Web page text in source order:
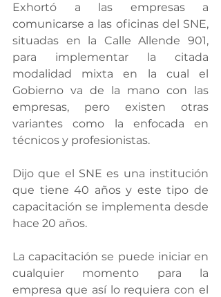
Exhortó a las empresas a
comunicarse a las oficinas del SNE,
situadas en la Calle Allende 901,
para implementar la citada
modalidad mixta en la cual el
Gobierno va de la mano con las
empresas, pero existen otras
variantes como la enfocada en
técnicos y profesionistas.
Dijo que el SNE es una institución
que tiene 40 años y este tipo de
capacitación se implementa desde
hace 20 años.
La capacitación se puede iniciar en
cualquier momento para la
empresa que así lo requiera con el